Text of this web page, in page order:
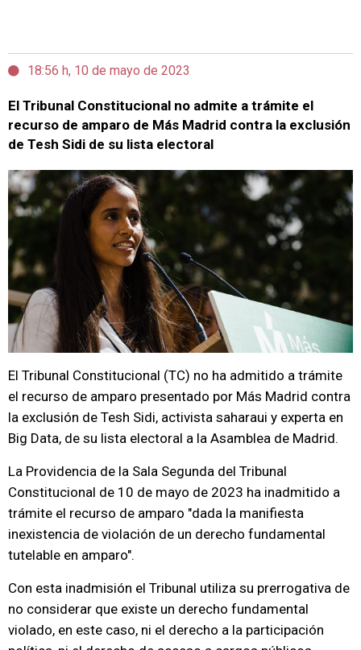
18:56 h, 10 de mayo de 2023
El Tribunal Constitucional no admite a trámite el
recurso de amparo de Más Madrid contra la exclusión
de Tesh Sidi de su lista electoral
El Tribunal Constitucional (TC) no ha admitido a trámite
el recurso de amparo presentado por Más Madrid contra
la exclusión de Tesh Sidi, activista saharaui y experta en
Big Data, de su lista electoral a la Asamblea de Madrid.
La Providencia de la Sala Segunda del Tribunal
Constitucional de 10 de mayo de 2023 ha inadmitido a
trámite el recurso de amparo "dada la manifiesta
inexistencia de violación de un derecho fundamental
tutelable en amparo".
Con esta inadmisión el Tribunal utiliza su prerrogativa de
no considerar que existe un derecho fundamental
violado, en este caso, ni el derecho a la participación